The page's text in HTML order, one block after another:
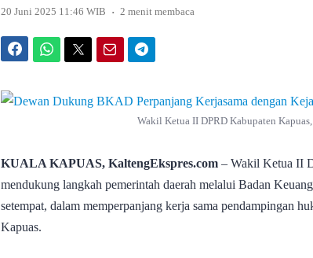
20 Juni 2025 11:46 WIB . 2 menit membaca
Wakil Ketua II DPRD Kabupaten
KUALA KAPUAS, KaltengEkspres.com – Wakil Ketua II
mendukung langkah pemerintah daerah melalui Badan
setempat, dalam memperpanjang kerja sama pendampingan
Kapuas.